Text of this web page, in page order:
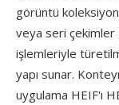
görüntü
veya seri çekimler
işlemleriyle
yapı sunar.
uygulama HEIF'ı